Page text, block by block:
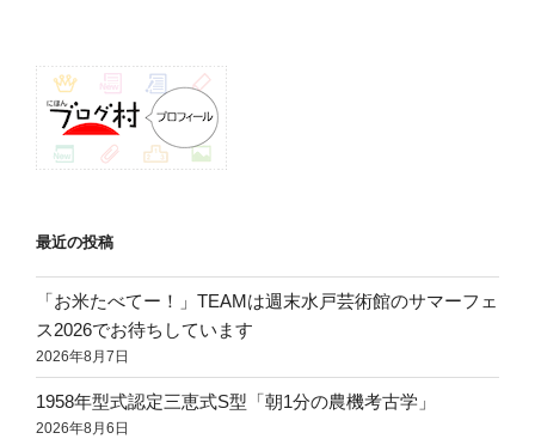
ン
最近の投稿
「お米たべてー！」TEAMは週末水戸芸術館のサマーフェ
ス2026でお待ちしています
2026年8月7日
1958年型式認定三恵式S型「朝1分の農機考古学」
2026年8月6日